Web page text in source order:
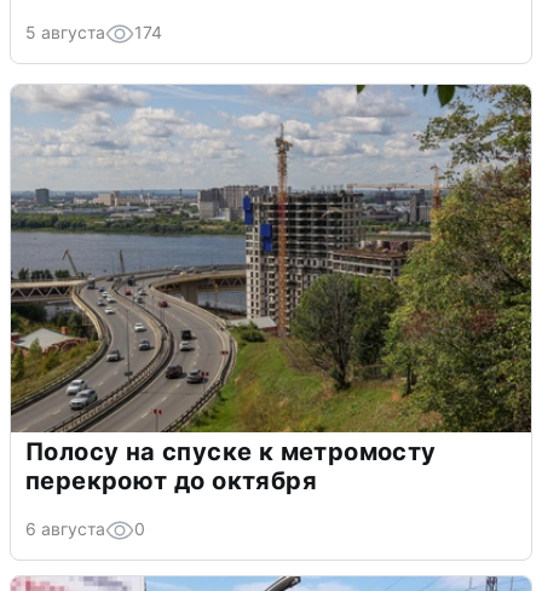
5 августа 174
Полосу на спуске к метромосту
перекроют до октября
6 августа 0